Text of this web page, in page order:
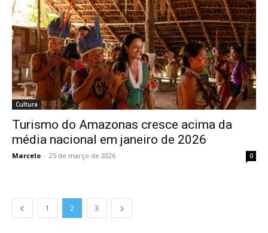
Cultura
Turismo do Amazonas cresce acima da
média nacional em janeiro de 2026
Marcelo - 25 de março de 2026 0
1 2 3